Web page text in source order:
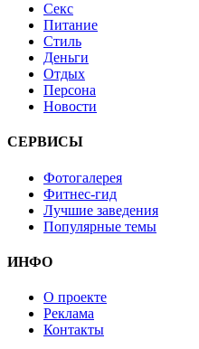
Секс
Питание
Стиль
Деньги
Отдых
Персона
Новости
СЕРВИСЫ
Фотогалерея
Фитнес-гид
Лучшие заведения
Популярные темы
ИНФО
О проекте
Реклама
Контакты